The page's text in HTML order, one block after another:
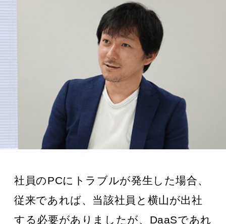
社員のPCにトラブルが発生した場合、
従来であれば、当該社員と横山が出社
する必要がありましたが、DaaSであれ